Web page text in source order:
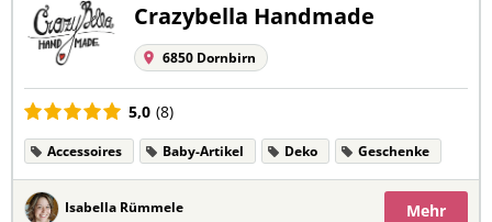
Crazybella Handmade
6850 Dornbirn
5,0 (8)
Accessoires Baby-Artikel Deko Geschenke
Isabella Rümmele Mehr